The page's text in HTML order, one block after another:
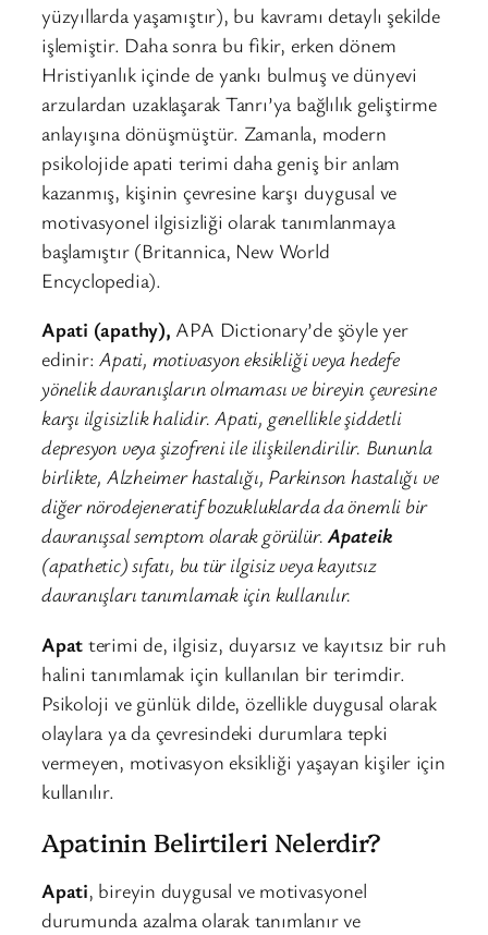
yüzyıllarda yaşamıştır), bu kavramı detaylı şekilde
işlemiştir. Daha sonra bu fikir, erken dönem
Hristiyanlık içinde de yankı bulmuş ve dünyevi
arzulardan uzaklaşarak Tanrı’ya bağlılık geliştirme
anlayışına dönüşmüştür. Zamanla, modern
psikolojide apati terimi daha geniş bir anlam
kazanmış, kişinin çevresine karşı duygusal ve
motivasyonel ilgisizliği olarak tanımlanmaya
başlamıştır (Britannica, New World
Encyclopedia).
Apati (apathy), APA Dictionary’de şöyle yer
edinir:Apati, motivasyon eksikliği veya hedefe
yönelik davranışların olmaması ve bireyin çevresine
karşı ilgisizlik halidir. Apati, genellikle şiddetli
depresyon veya şizofreni ile ilişkilendirilir. Bununla
birlikte, Alzheimer hastalığı, Parkinson hastalığı ve
diğer nörodejeneratif bozukluklarda da önemli bir
davranışsal semptom olarak görülür.Apateik
(apathetic) sıfatı, bu tür ilgisiz veya kayıtsız
davranışları tanımlamak için kullanılır.
Apat terimi de, ilgisiz, duyarsız ve kayıtsız bir ruh
halini tanımlamak için kullanılan bir terimdir.
Psikoloji ve günlük dilde, özellikle duygusal olarak
olaylara ya da çevresindeki durumlara tepki
vermeyen, motivasyon eksikliği yaşayan kişiler için
kullanılır.
Apatinin Belirtileri Nelerdir?
Apati, bireyin duygusal ve motivasyonel
durumunda azalma olarak tanımlanır ve